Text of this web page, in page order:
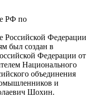
РФ по
Российской Федерации
был создан в
Федерации от
Национального
объединения
и
Шохин.